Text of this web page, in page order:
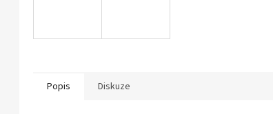
Popis Diskuze